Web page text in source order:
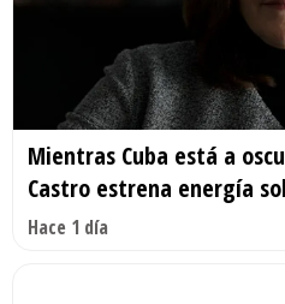
Mientras Cuba está a
Castro estrena energía
Hace 1 día